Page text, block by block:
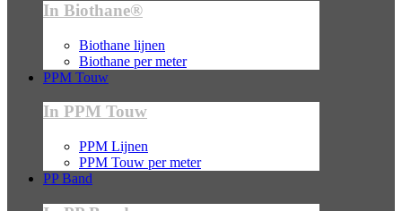
In Biothane®
Biothane lijnen
Biothane per meter
PPM Touw
In PPM Touw
PPM Lijnen
PPM Touw per meter
PP Band